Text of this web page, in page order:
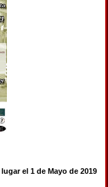
el 1 de Mayo de 2019